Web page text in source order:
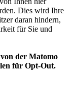
Dies wird Ihre
daran hindern,
für Sie und
der Matomo
für Opt-Out.